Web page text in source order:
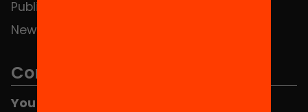
Publications and videos
News
Contact
You can find us at the Social HUB